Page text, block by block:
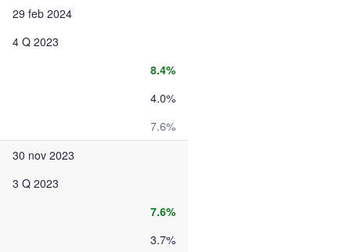
29 feb 2024
4 Q 2023
8.4%
4.0%
7.6%
30 nov 2023
3 Q 2023
7.6%
3.7%